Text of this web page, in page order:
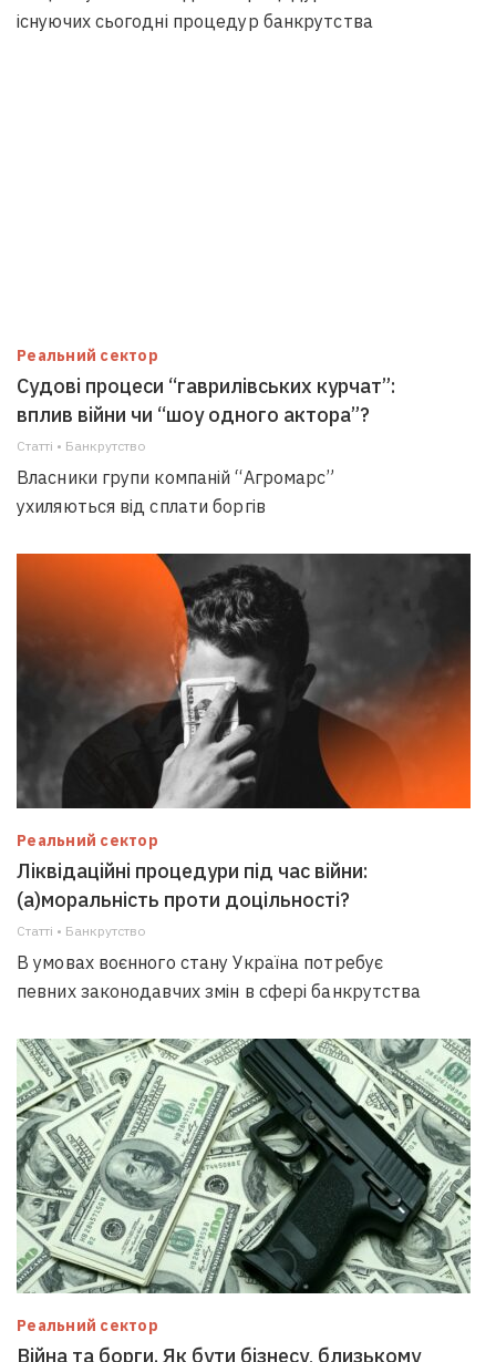
існуючих сьогодні процедур банкрутства
Реальний сектор
Судові процеси “гаврилівських курчат”:
вплив війни чи “шоу одного актора”?
Статті • Банкрутство
Власники групи компаній “Агромарс”
ухиляються від сплати боргів
Реальний сектор
Ліквідаційні процедури під час війни:
(а)моральність проти доцільності?
Статті • Банкрутство
В умовах воєнного стану Україна потребує
певних законодавчих змін в сфері банкрутства
Реальний сектор
Війна та борги. Як бути бізнесу, близькому